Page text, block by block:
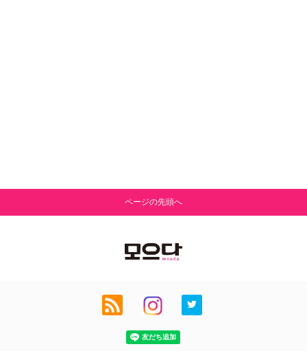
ページの先頭へ